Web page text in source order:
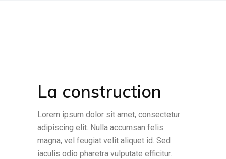
La construction
Lorem ipsum dolor sit amet, consectetur
adipiscing elit. Nulla accumsan felis
magna, vel feugiat velit aliquet id. Sed
iaculis odio pharetra vulputate efficitur.